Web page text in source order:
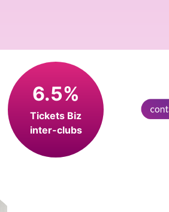
6.5%
Tickets Biz
inter-clubs